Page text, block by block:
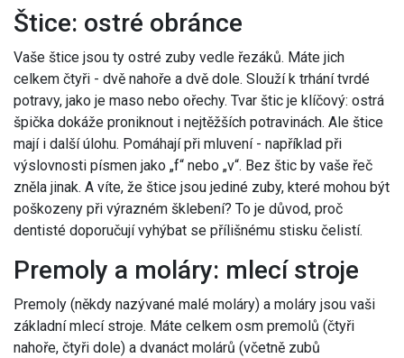
Štice: ostré obránce
Vaše štice jsou ty ostré zuby vedle řezáků. Máte jich
celkem čtyři - dvě nahoře a dvě dole. Slouží k trhání tvrdé
potravy, jako je maso nebo ořechy. Tvar štic je klíčový: ostrá
špička dokáže proniknout i nejtěžších potravinách. Ale štice
mají i další úlohu. Pomáhají při mluvení - například při
výslovnosti písmen jako „f“ nebo „v“. Bez štic by vaše řeč
zněla jinak. A víte, že štice jsou jediné zuby, které mohou být
poškozeny při výrazném šklebení? To je důvod, proč
dentisté doporučují vyhýbat se přílišnému stisku čelistí.
Premoly a moláry: mlecí stroje
Premoly (někdy nazývané malé moláry) a moláry jsou vaši
základní mlecí stroje. Máte celkem osm premolů (čtyři
nahoře, čtyři dole) a dvanáct molárů (včetně zubů